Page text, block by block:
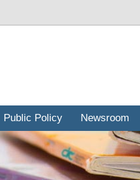
Public Policy Newsroom